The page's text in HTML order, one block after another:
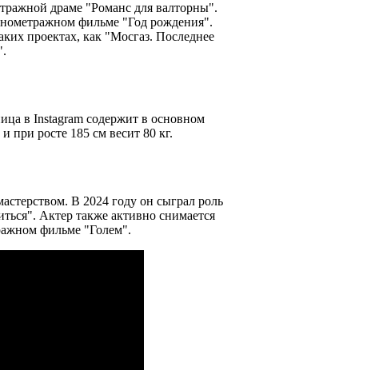
драме "Романс для валторны".
фильме "Год рождения".
проектах, как "Мосгаз. Последнее
в Instagram содержит в основном
при росте 185 см весит 80 кг.
В 2024 году он сыграл роль
Актер также активно снимается
фильме "Голем".